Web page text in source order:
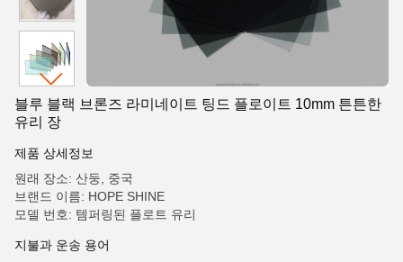
블루 블랙 브론즈 라미네이트 팅드 플로이트 10mm 튼튼한
유리 장
제품 상세정보
원래 장소: 산둥, 중국
브랜드 이름: HOPE SHINE
모델 번호: 템퍼링된 플로트 유리
지불과 운송 용어